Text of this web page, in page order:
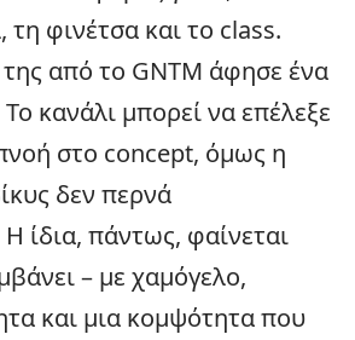
τη φινέτσα και το class.
από το GNTM άφησε ένα
κανάλι μπορεί να επέλεξε
στο concept, όμως η
δεν περνά
ίδια, πάντως, φαίνεται
– με χαμόγελο,
και μια κομψότητα που